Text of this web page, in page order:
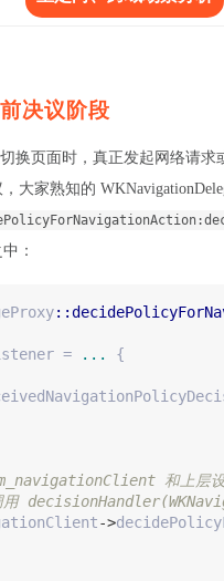
决议阶段
换页面时，真正发起网络请求
大家熟知的
：
=
...
{
和上层
用
->